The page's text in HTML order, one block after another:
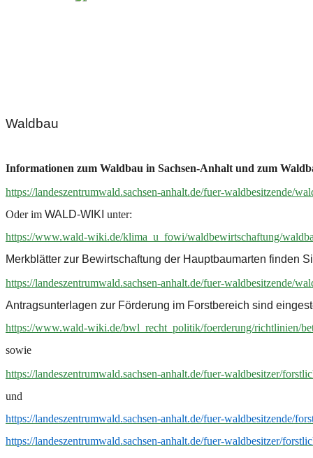
Waldbau
Informationen zum Waldbau in Sachsen-Anhalt und zum
https://landeszentrumwald.sachsen-anhalt.de/fuer-waldbesitzende/
Oder im WALD-WIKI unter:
https://www.wald-wiki.de/klima_u_fowi/waldbewirtschaftung/
Merkblätter zur Bewirtschaftung der Hauptbaumarten finden
https://landeszentrumwald.sachsen-anhalt.de/fuer-waldbesitzende/
Antragsunterlagen zur Förderung im Forstbereich sind
https://www.wald-wiki.de/bwl_recht_politik/foerderung/richtlinien/
sowie
https://landeszentrumwald.sachsen-anhalt.de/fuer-waldbesitzer/
und
https://landeszentrumwald.sachsen-anhalt.de/fuer-waldbesitzende/
https://landeszentrumwald.sachsen-anhalt.de/fuer-waldbesitzer/